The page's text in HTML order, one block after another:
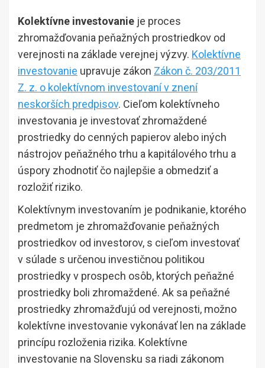
Kolektívne investovanie je proces
zhromažďovania peňažných prostriedkov od
verejnosti na základe verejnej výzvy. Kolektívne
investovanie upravuje zákon Zákon č. 203/2011
Z. z. o kolektívnom investovaní v znení
neskorších predpisov. Cieľom kolektívneho
investovania je investovať zhromaždené
prostriedky do cenných papierov alebo iných
nástrojov peňažného trhu a kapitálového trhu a
úspory zhodnotiť čo najlepšie a obmedziť a
rozložiť riziko.
Kolektívnym investovaním je podnikanie, ktorého
predmetom je zhromažďovanie peňažných
prostriedkov od investorov, s cieľom investovať
v súlade s určenou investičnou politikou
prostriedky v prospech osôb, ktorých peňažné
prostriedky boli zhromaždené. Ak sa peňažné
prostriedky zhromažďujú od verejnosti, možno
kolektívne investovanie vykonávať len na základe
princípu rozloženia rizika. Kolektívne
investovanie na Slovensku sa riadi zákonom